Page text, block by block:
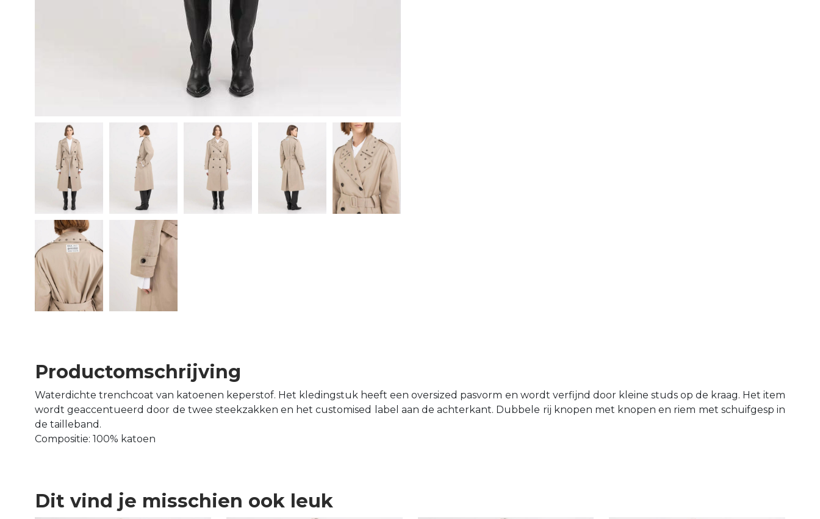
Productomschrijving
Waterdichte trenchcoat van katoenen keperstof. Het kledingstuk heeft een oversized pasvorm en wordt verfijnd door kleine studs op de kraag. Het item
wordt geaccentueerd door de twee steekzakken en het customised label aan de achterkant. Dubbele rij knopen met knopen en riem met schuifgesp in
de tailleband.
Compositie: 100% katoen
Dit vind je misschien ook leuk